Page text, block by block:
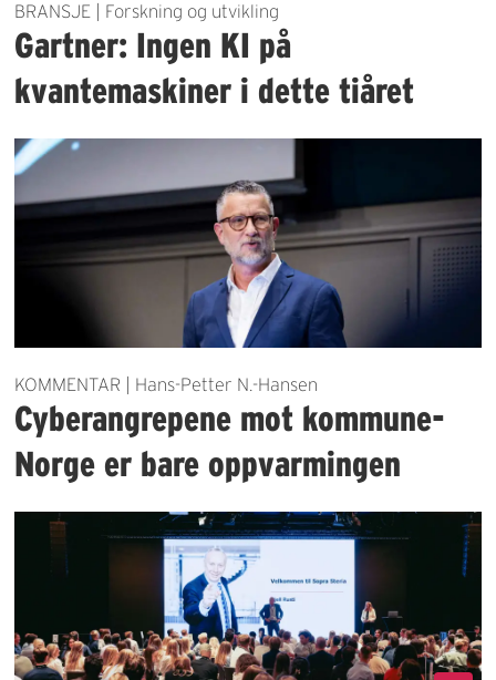
BRANSJE | Forskning og utvikling
Gartner: Ingen KI på
kvantemaskiner i dette tiåret
KOMMENTAR | Hans-Petter N.-Hansen
Cyberangrepene mot kommune-
Norge er bare oppvarmingen